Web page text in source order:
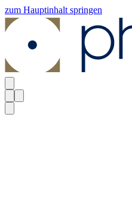
zum Hauptinhalt springen